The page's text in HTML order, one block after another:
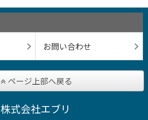
お問い合わせ
ページ上部へ戻る
株式会社エブリ